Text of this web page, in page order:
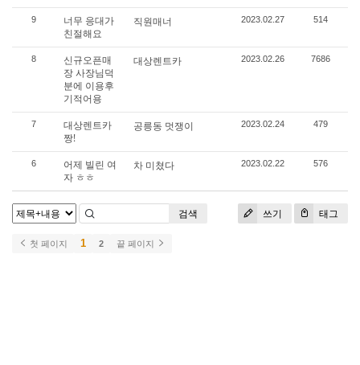
9
너무 응대가
친절해요
직원매너 2023.02.27 514
8
신규오픈매
장 사장님덕
분에 이용후
기적어용
대상렌트카 2023.02.26 7686
7
대상렌트카
짱!
공릉동 멋쟁이 2023.02.24 479
6
어제 빌린 여
자 ㅎㅎ
차 미쳤다 2023.02.22 576
쓰기 태그
검색
첫 페이지 1 2 끝 페이지